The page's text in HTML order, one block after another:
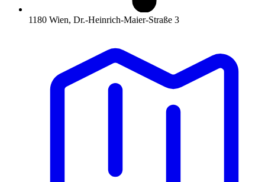
1180 Wien, Dr.-Heinrich-Maier-Straße 3